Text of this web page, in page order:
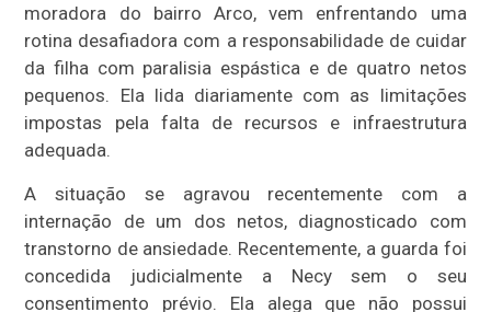
moradora do bairro Arco, vem enfrentando uma
rotina desafiadora com a responsabilidade de cuidar
da filha com paralisia espástica e de quatro netos
pequenos. Ela lida diariamente com as limitações
impostas pela falta de recursos e infraestrutura
adequada.
A situação se agravou recentemente com a
internação de um dos netos, diagnosticado com
transtorno de ansiedade. Recentemente, a guarda foi
concedida judicialmente a Necy sem o seu
consentimento prévio. Ela alega que não possui